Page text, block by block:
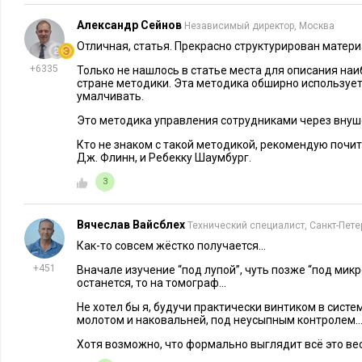
Результаты проекта представили в виде диагностической
методика для оценки сотрудников, которая используется
текущей эффективности. Матрица представляет собой
ось отображает текущую эффективность сотрудника, а
Матрица 9 Box Grid используется для планирования
программ обучения и развития, а также для принятия
назначениях на руководящие должности. Она помогает
следует сосредоточить усилия по развитию и поддержке
меры для повышения общей эффективности команды.
В результате исследования в компании были сделаны
Собрана команда преемников на ключевые роли. Это
на найм топ-менеджеров и сокращению текучки
своей карьеры, поверили в справедливость и
Выявлена пониженная вовлеченность топ-
сотрудниками. Была внедрена практика еженедельных
управленческий процесс.
+6335
Александр Сейнов Независимый директор, Москва
Отличная, статья. Прекрасно структурирован
Только не нашлось в статье места для описания
стране методики. Эта методика обширно
умалчивать.
Это методика управления сотрудниками через
Кто не знаком с такой методикой, рекомендую
Дж. Флинн, и Ребекку Шаумбург.
3
+451
Вячеслав Вайсблех Технический специалист, Санкт-
Как-то совсем жёстко получается…
Вначале изучение “под лупой”, чуть позже “под
останется, то на томограф…
Не хотел бы я, будучи практически винтиком в
молотом и наковальней, под неусыпным контролем…
Хотя возможно, что формально выглядит всё это